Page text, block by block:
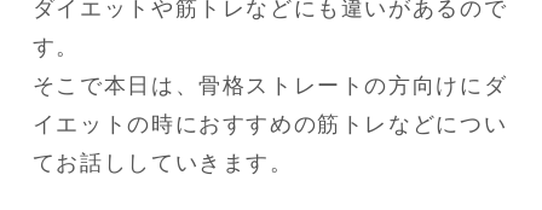
ダイエットや筋トレなどにも違いがあるので
す。
そこで本日は、骨格ストレートの方向けにダ
イエットの時におすすめの筋トレなどについ
てお話ししていきます。